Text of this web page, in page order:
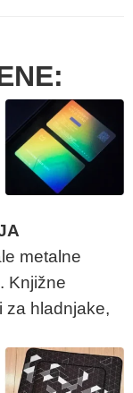
metalne
Knjižne
za hladnjake,